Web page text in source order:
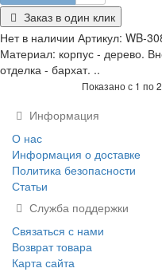
Заказ в один клик
Нет в наличии Артикул: WB-
Материал: корпус - дерево.
отделка - бархат. ..
Показано с 1 по
Информация
О нас
Информация о доставке
Политика безопасности
Статьи
Служба поддержки
Связаться с нами
Возврат товара
Карта сайта